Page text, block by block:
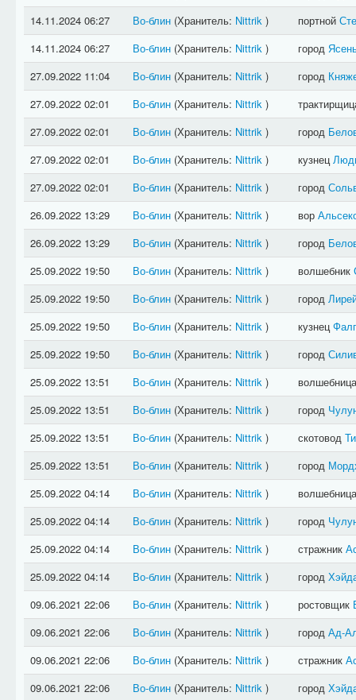
14.11.2024 06:27
Во-блин(Хранитель: Nittrik ) портной
14.11.2024 06:27
Во-блин(Хранитель: Nittrik ) город
27.09.2022 11:04
Во-блин(Хранитель: Nittrik ) город
27.09.2022 02:01
Во-блин(Хранитель: Nittrik )
27.09.2022 02:01
Во-блин(Хранитель: Nittrik ) город
27.09.2022 02:01
Во-блин(Хранитель: Nittrik ) кузнец
27.09.2022 02:01
Во-блин(Хранитель: Nittrik ) город
26.09.2022 13:29
Во-блин(Хранитель: Nittrik ) вор
26.09.2022 13:29
Во-блин(Хранитель: Nittrik ) город
25.09.2022 19:50
Во-блин(Хранитель: Nittrik ) волшебник
25.09.2022 19:50
Во-блин(Хранитель: Nittrik ) город
25.09.2022 19:50
Во-блин(Хранитель: Nittrik ) кузнец
25.09.2022 19:50
Во-блин(Хранитель: Nittrik ) город
25.09.2022 13:51
Во-блин(Хранитель: Nittrik )
25.09.2022 13:51
Во-блин(Хранитель: Nittrik ) город
25.09.2022 13:51
Во-блин(Хранитель: Nittrik ) скотовод
25.09.2022 13:51
Во-блин(Хранитель: Nittrik ) город
25.09.2022 04:14
Во-блин(Хранитель: Nittrik )
25.09.2022 04:14
Во-блин(Хранитель: Nittrik ) город
25.09.2022 04:14
Во-блин(Хранитель: Nittrik ) стражник
25.09.2022 04:14
Во-блин(Хранитель: Nittrik ) город
09.06.2021 22:06
Во-блин(Хранитель: Nittrik ) ростовщик
09.06.2021 22:06
Во-блин(Хранитель: Nittrik ) город Ад-
09.06.2021 22:06
Во-блин(Хранитель: Nittrik ) стражник
09.06.2021 22:06
Во-блин(Хранитель: Nittrik ) город